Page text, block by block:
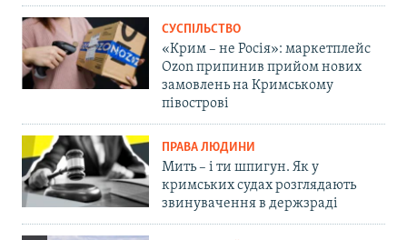
СУСПІЛЬСТВО
«Крим – не Росія»: маркетплейс
Ozon припинив прийом нових
замовлень на Кримському
півострові
ПРАВА ЛЮДИНИ
Мить – і ти шпигун. Як у
кримських судах розглядають
звинувачення в держзраді